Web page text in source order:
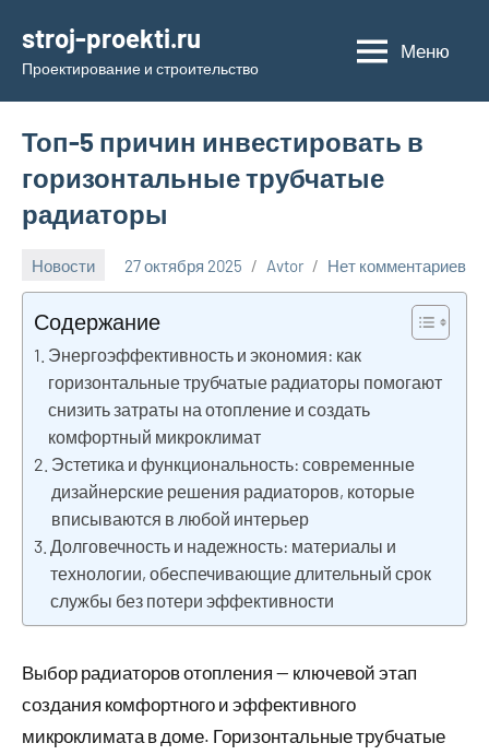
содержимому
stroj-proekti.ru
Проектирование и строительство
Меню
Топ-5 причин инвестировать в
горизонтальные трубчатые
радиаторы
Новости 27 октября 2025 Avtor Нет комментариев
Содержание
Энергоэффективность и экономия: как
горизонтальные трубчатые радиаторы помогают
снизить затраты на отопление и создать
комфортный микроклимат
Эстетика и функциональность: современные
дизайнерские решения радиаторов, которые
вписываются в любой интерьер
Долговечность и надежность: материалы и
технологии, обеспечивающие длительный срок
службы без потери эффективности
Выбор радиаторов отопления — ключевой этап
создания комфортного и эффективного
микроклимата в доме. Горизонтальные трубчатые